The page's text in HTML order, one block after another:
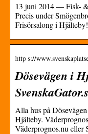
13 juni 2014 — Fisk-
Precis under
Frisörsalong i
http s://
Dösevägen i
Alla hus på
Hjälteby.
Väderprognos.nu eller